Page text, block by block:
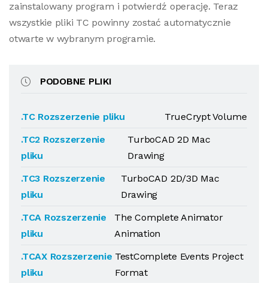
zainstalowany program i potwierdź operację. Teraz
wszystkie pliki TC powinny zostać automatycznie
otwarte w wybranym programie.
PODOBNE PLIKI
.TC Rozszerzenie pliku
TrueCrypt Volume
.TC2 Rozszerzenie
pliku
TurboCAD 2D Mac
Drawing
.TC3 Rozszerzenie
pliku
TurboCAD 2D/3D Mac
Drawing
.TCA Rozszerzenie
pliku
The Complete Animator
Animation
.TCAX Rozszerzenie
pliku
TestComplete Events Project
Format